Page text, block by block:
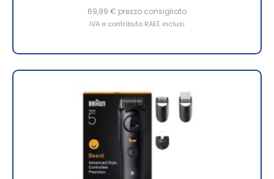
69,99 € prezzo consigliato
IVA e contributo RAEE inclusi